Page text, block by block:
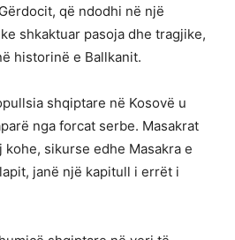
që ndodhi në një
shkaktuar pasoja dhe tragjike,
historinë e Ballkanit.
shqiptare në Kosovë u
nga forcat serbe. Masakrat
sikurse edhe Masakra e
janë një kapitull i errët i